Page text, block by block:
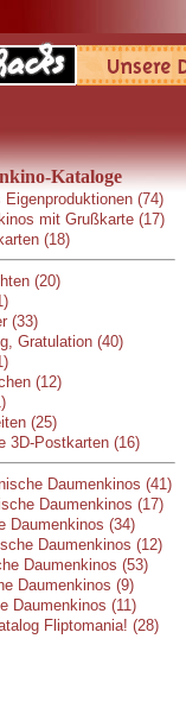
Kataloge
(74)
mit Grußkarte (17)
(18)
(20)
(33)
Gratulation (40)
(12)
(25)
3D-Postkarten (16)
Daumenkinos (41)
Daumenkinos (17)
Daumenkinos (34)
Daumenkinos (12)
Daumenkinos (53)
Daumenkinos (9)
Daumenkinos (11)
Fliptomania! (28)